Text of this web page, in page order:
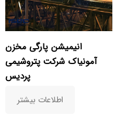
انیمیشن پارگی مخزن
آمونیاک شرکت پتروشیمی
پردیس
اطلاعات بیشتر